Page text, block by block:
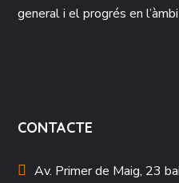
general i el progrés en
CONTACTE
Av. Primer de Maig, 23